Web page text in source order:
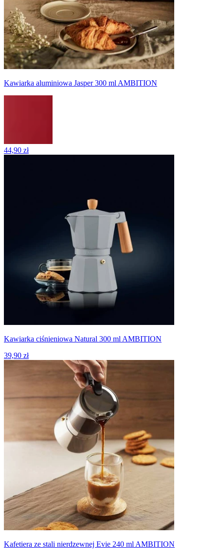
Kawiarka aluminiowa Jasper 300 ml AMBITION
44,90 zł
Kawiarka ciśnieniowa Natural 300 ml AMBITION
39,90 zł
Kafetiera ze stali nierdzewnej Evie 240 ml AMBITION